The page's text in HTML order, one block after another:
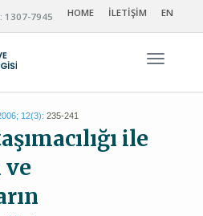
1307-7945 HOME İLETİŞİM EN
12(3): 235-241
ile